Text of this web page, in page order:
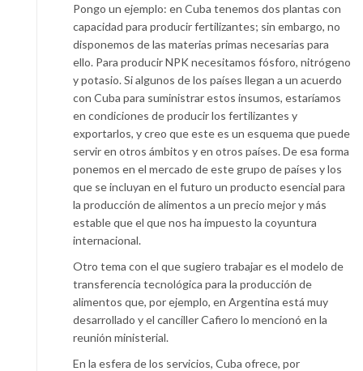
Pongo un ejemplo: en Cuba tenemos dos plantas con
capacidad para producir fertilizantes; sin embargo, no
disponemos de las materias primas necesarias para
ello. Para producir NPK necesitamos fósforo, nitrógeno
y potasio. Si algunos de los países llegan a un acuerdo
con Cuba para suministrar estos insumos, estaríamos
en condiciones de producir los fertilizantes y
exportarlos, y creo que este es un esquema que puede
servir en otros ámbitos y en otros países. De esa forma
ponemos en el mercado de este grupo de países y los
que se incluyan en el futuro un producto esencial para
la producción de alimentos a un precio mejor y más
estable que el que nos ha impuesto la coyuntura
internacional.
Otro tema con el que sugiero trabajar es el modelo de
transferencia tecnológica para la producción de
alimentos que, por ejemplo, en Argentina está muy
desarrollado y el canciller Cafiero lo mencionó en la
reunión ministerial.
En la esfera de los servicios, Cuba ofrece, por